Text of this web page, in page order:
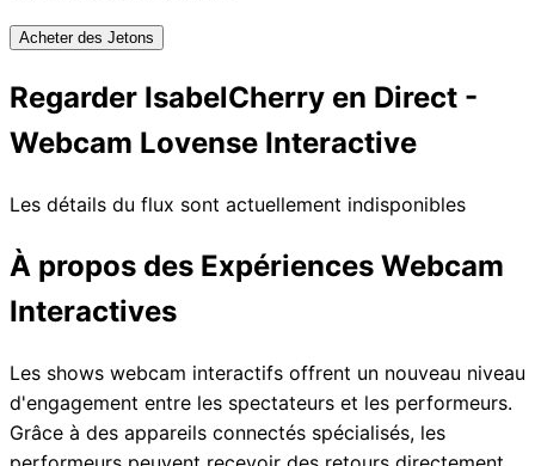
Acheter des Jetons
Regarder IsabelCherry en Direct -
Webcam Lovense Interactive
Les détails du flux sont actuellement indisponibles
À propos des Expériences Webcam
Interactives
Les shows webcam interactifs offrent un nouveau niveau
d'engagement entre les spectateurs et les performeurs.
Grâce à des appareils connectés spécialisés, les